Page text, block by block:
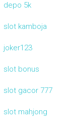
depo 5k
slot kamboja
joker123
slot bonus
slot gacor 777
slot mahjong